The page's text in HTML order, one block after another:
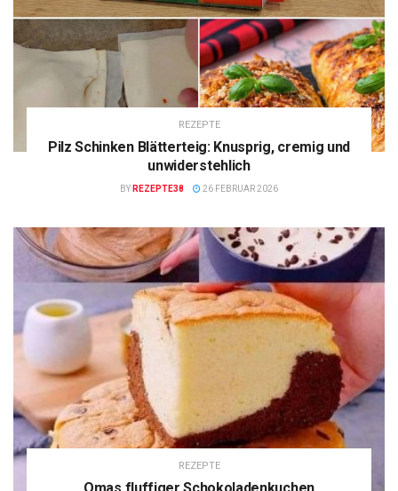
REZEPTE
Pilz Schinken Blätterteig: Knusprig, cremig und
unwiderstehlich
BY REZEPTE38 26 FEBRUAR 2026
REZEPTE